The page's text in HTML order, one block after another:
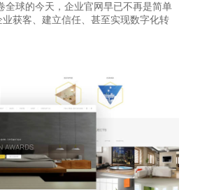
全球的今天，企业官网早已不再是简单
业获客、建立信任、甚至实现数字化转